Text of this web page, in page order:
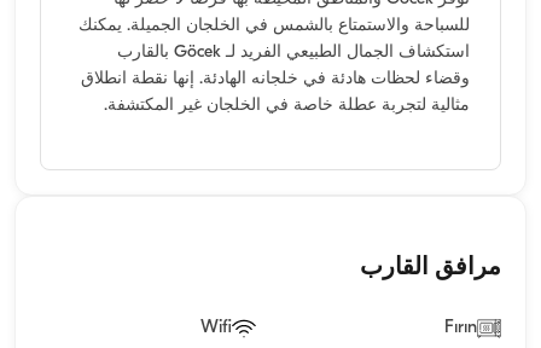
للسباحة والاستمتاع بالشمس في الخلجان الجميلة. يمكنك
استكشاف الجمال الطبيعي الفريد لـ Göcek بالقارب
وقضاء لحظات هادئة في خلجانه الهادئة. إنها نقطة انطلاق
مثالية لتجربة عطلة خاصة في الخلجان غير المكتشفة.
مرافق القارب
Fırın
Wifi